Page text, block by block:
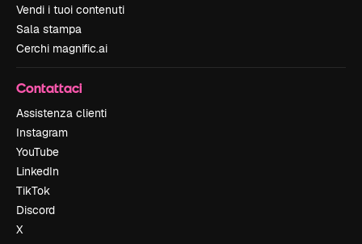
Vendi i tuoi contenuti
Sala stampa
Cerchi magnific.ai
Contattaci
Assistenza clienti
Instagram
YouTube
LinkedIn
TikTok
Discord
X